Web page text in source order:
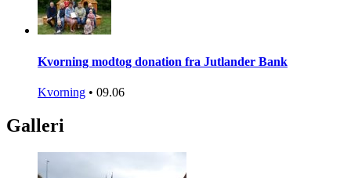
Kvorning modtog donation fra Jutlander Bank
Kvorning • 09.06
Galleri